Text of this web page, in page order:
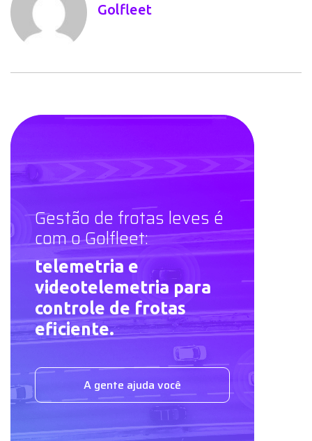
Golfleet
Gestão de frotas leves é
com o Golfleet:
telemetria e
videotelemetria para
controle de frotas
eficiente.
A gente ajuda você